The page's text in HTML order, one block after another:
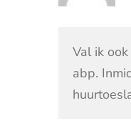
Val ik
abp.